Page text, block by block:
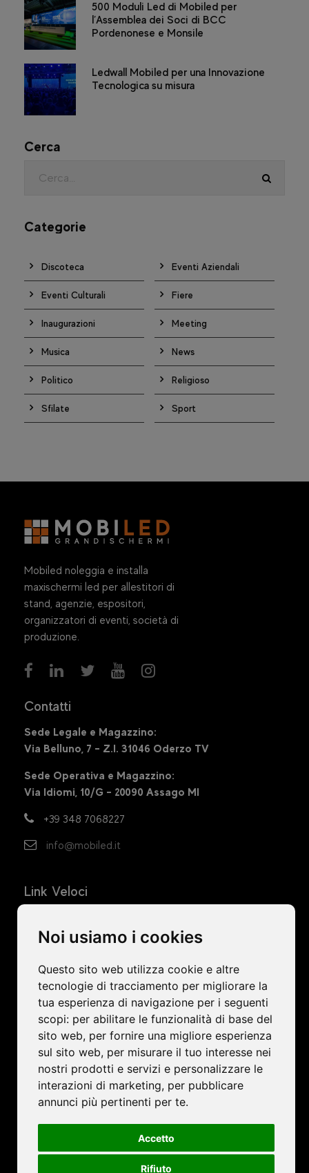
Noi usiamo i cookies
Questo sito web utilizza cookie e altre
tecnologie di tracciamento per migliorare la
tua esperienza di navigazione per i seguenti
scopi: per abilitare le funzionalità di base del
sito web, per fornire una migliore esperienza
sul sito web, per misurare il tuo interesse nei
nostri prodotti e servizi e personalizzare le
interazioni di marketing, per pubblicare
annunci più pertinenti per te.
Accetto
Rifiuto
500 Moduli Led di Mobiled per
l’Assemblea dei Soci di BCC
Pordenonese e Monsile
Ledwall Mobiled per una Innovazione
Tecnologica su misura
Cerca
Categorie
Discoteca Eventi Aziendali
Eventi Culturali Fiere
Inaugurazioni Meeting
Musica News
Politico Religioso
Sfilate Sport
Mobiled noleggia e installa
maxischermi led per allestitori di
stand, agenzie, espositori,
organizzatori di eventi, società di
produzione.
Contatti
Sede Legale e Magazzino:
Via Belluno, 7 – Z.I. 31046 Oderzo TV
Sede Operativa e Magazzino:
Via Idiomi, 10/G – 20090 Assago MI
+39 348 7068227
info@mobiled.it
Link Veloci
Azienda
Ledwall
Progetti
Contatti
Mobiled Srl Unipersonale - Sede Legale: Via Belluno, 7 - Z.I.
31046 Oderzo TV - C.F. e P.IVA: IT04785160260 - PEC:
srl@pec.mobiled.it - Prov. Ufficio Registro: Treviso - Numero
Rea: TV-377683 - Capitale sociale (società di capitali): €
Privacy Policy